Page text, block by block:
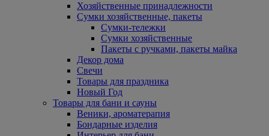
Хозяйственные принадлежности
Сумки хозяйственные, пакеты
Сумки-тележки
Сумки хозяйственные
Пакеты с ручками, пакеты майка
Декор дома
Свечи
Товары для праздника
Новый Год
Товары для бани и сауны
Веники, ароматерапия
Бондарные изделия